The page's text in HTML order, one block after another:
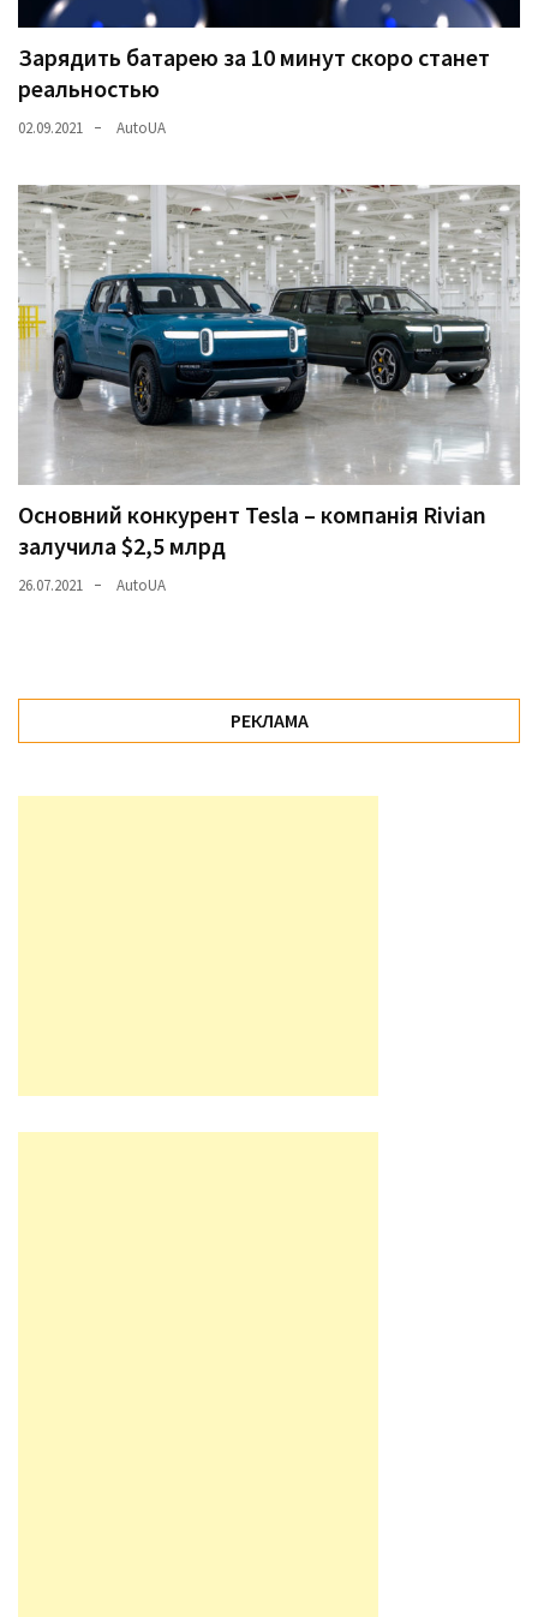
Зарядить батарею за 10 минут скоро станет
реальностью
02.09.2021 AutoUA
Основний конкурент Tesla – компанія Rivian
залучила $2,5 млрд
26.07.2021 AutoUA
РЕКЛАМА